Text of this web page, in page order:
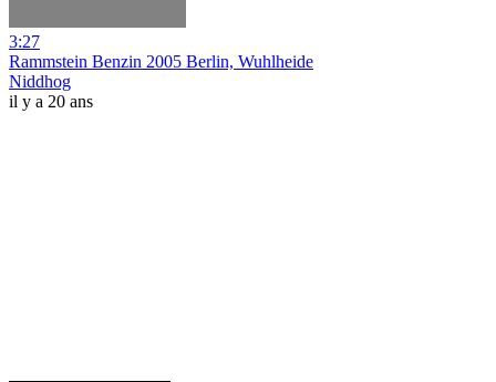
3:27
Rammstein Benzin 2005 Berlin, Wuhlheide
Niddhog
il y a 20 ans